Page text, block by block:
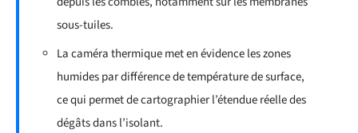
sous-tuiles.
La caméra thermique met en évidence les zones
humides par différence de température de surface,
ce qui permet de cartographier l’étendue réelle des
dégâts dans l’isolant.